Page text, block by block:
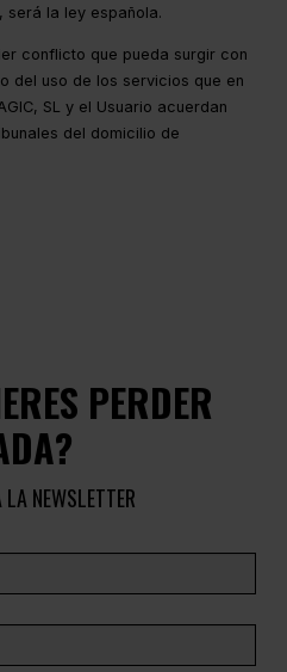
será la ley española.
conflicto que pueda surgir con
del uso de los servicios que en
SL y el Usuario acuerdan
del domicilio de
PERDER
NEWSLETTER